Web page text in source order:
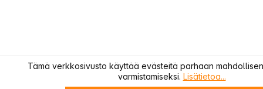
Tämä verkkosivusto käyttää evästeitä parhaan
varmistamiseksi. Lisätietoa...